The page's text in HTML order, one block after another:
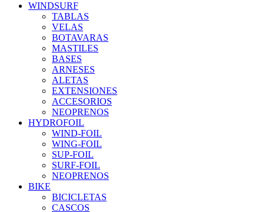
WINDSURF
TABLAS
VELAS
BOTAVARAS
MASTILES
BASES
ARNESES
ALETAS
EXTENSIONES
ACCESORIOS
NEOPRENOS
HYDROFOIL
WIND-FOIL
WING-FOIL
SUP-FOIL
SURF-FOIL
NEOPRENOS
BIKE
BICICLETAS
CASCOS